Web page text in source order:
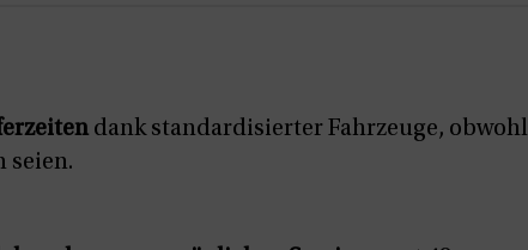
dank standardisierter Fahrzeuge, obwohl
seien.